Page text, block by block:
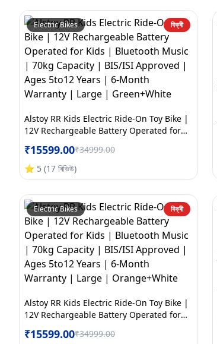
Electric Bikes বিক্ৰী
Alstoy RR Kids Electric Ride-On Toy Bike |
12V Rechargeable Battery Operated for
BIS/ISI Approved | Ages 5to12 Years | 6-
Month Warranty | Large | Green+White
₹15599.00₹34999.00
⭐ 5 (17 ৰিভিউ)
Electric Bikes বিক্ৰী
Alstoy RR Kids Electric Ride-On Toy Bike |
12V Rechargeable Battery Operated for
BIS/ISI Approved | Ages 5to12 Years | 6-
₹15599.00₹34999.00